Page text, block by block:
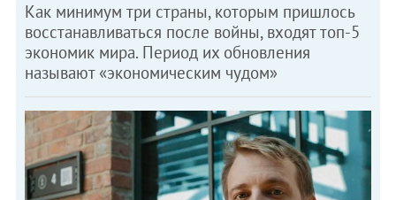
Как минимум три страны, которым пришлось
восстанавливаться после войны, входят топ-5
экономик мира. Период их обновления
называют «экономическим чудом»